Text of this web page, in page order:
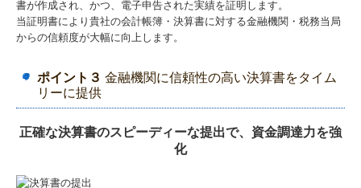
書が作成され、かつ、電子申告された実績を証明します。
当証明書により貴社の会計帳簿・決算書に対する金融機関・税務当局
からの信頼度が大幅に向上します。
ポイント３ 金融機関に信頼性の高い決算書をタイム
リーに提供
正確な決算書のスピーディーな提出で、資金調達力を強
化